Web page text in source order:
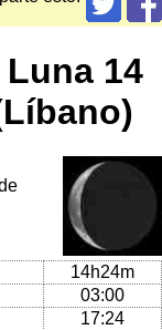
14
14h24m
03:00
17:24